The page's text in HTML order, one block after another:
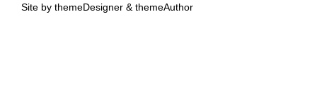
Site by themeDesigner & themeAuthor